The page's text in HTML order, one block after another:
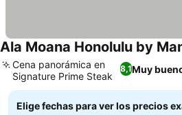
Ala Moana Honolulu by
8,1Muy
Cena panorámica en
Signature Prime Steak
Elige fechas para ver los precios